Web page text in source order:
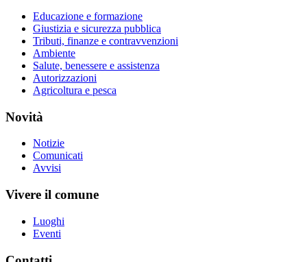
Educazione e formazione
Giustizia e sicurezza pubblica
Tributi, finanze e contravvenzioni
Ambiente
Salute, benessere e assistenza
Autorizzazioni
Agricoltura e pesca
Novità
Notizie
Comunicati
Avvisi
Vivere il comune
Luoghi
Eventi